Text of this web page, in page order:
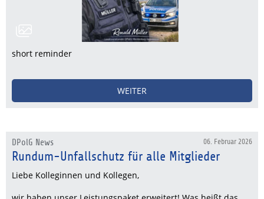
short reminder
WEITER
06. Februar 2026
DPolG News
Rundum-Unfallschutz für alle Mitglieder
Liebe Kolleginnen und Kollegen,